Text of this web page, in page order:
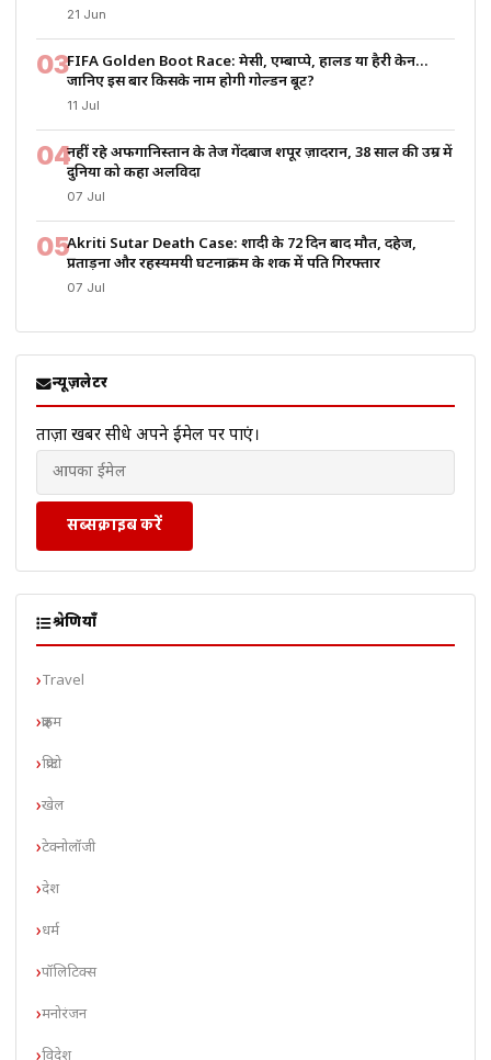
21 Jun
03FIFA Golden Boot Race: मेसी, एम्बाप्पे, हालैंड या हैरी केन…
जानिए इस बार किसके नाम होगी गोल्डन बूट?
11 Jul
04नहीं रहे अफगानिस्तान के तेज गेंदबाज शपूर ज़ादरान, 38 साल की उम्र में
दुनिया को कहा अलविदा
07 Jul
05Akriti Sutar Death Case: शादी के 72 दिन बाद मौत, दहेज,
प्रताड़ना और रहस्यमयी घटनाक्रम के शक में पति गिरफ्तार
07 Jul
न्यूज़लेटर
ताज़ा खबरें सीधे अपने ईमेल पर पाएं।
सब्सक्राइब करें
श्रेणियाँ
Travel
क्राइम
क्रिप्टो
खेल
टेक्नोलॉजी
देश
धर्म
पॉलिटिक्स
मनोरंजन